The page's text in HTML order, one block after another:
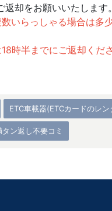
返却をお願いいたします
いらっしゃる場合は多
時半までにご返却くだ
ETC車載器(ETCカードのレ
ン返し不要コミ